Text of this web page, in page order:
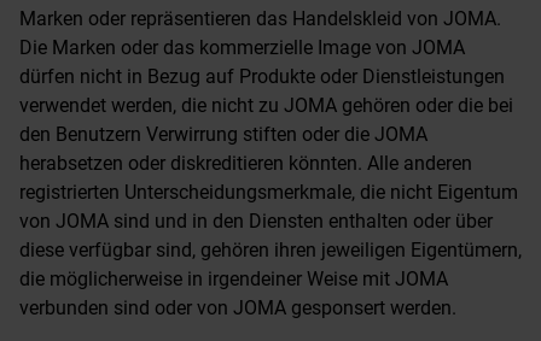
Marken oder repräsentieren das Handelskleid von JOMA.
Die Marken oder das kommerzielle Image von JOMA
dürfen nicht in Bezug auf Produkte oder Dienstleistungen
verwendet werden, die nicht zu JOMA gehören oder die bei
den Benutzern Verwirrung stiften oder die JOMA
herabsetzen oder diskreditieren könnten. Alle anderen
registrierten Unterscheidungsmerkmale, die nicht Eigentum
von JOMA sind und in den Diensten enthalten oder über
diese verfügbar sind, gehören ihren jeweiligen Eigentümern,
die möglicherweise in irgendeiner Weise mit JOMA
verbunden sind oder von JOMA gesponsert werden.